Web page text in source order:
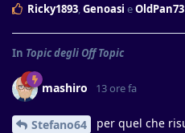
Ricky1893,Genoasi eOldPan73
In Topic degli Off Topic
mashiro 13 ore fa
Stefano64
per quel che